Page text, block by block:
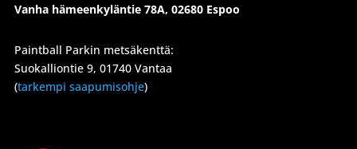
Vanha hämeenkyläntie 78A, 02680 Espoo
Paintball Parkin metsäkenttä:
Suokalliontie 9, 01740 Vantaa
(tarkempi saapumisohje)